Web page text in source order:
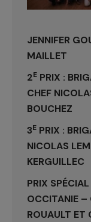
JENNIFER
MAILLET
2E PRIX :
CHEF
BOUCHEZ
3E PRIX :
NICOLAS
KERGUILLEC
PRIX
OCCITANIE –
ROUAULT ET